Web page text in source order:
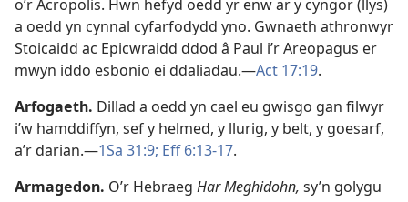
o’r Acropolis. Hwn hefyd oedd yr enw ar y cyngor (llys)
a oedd yn cynnal cyfarfodydd yno. Gwnaeth athronwyr
Stoicaidd ac Epicwraidd ddod â Paul i’r Areopagus er
mwyn iddo esbonio ei ddaliadau.—Act 17:19.
Arfogaeth. Dillad a oedd yn cael eu gwisgo gan filwyr
i’w hamddiffyn, sef y helmed, y llurig, y belt, y goesarf,
a’r darian.—1Sa 31:9; Eff 6:13-17.
Armagedon. O’r Hebraeg Har Meghidohn, sy’n golygu